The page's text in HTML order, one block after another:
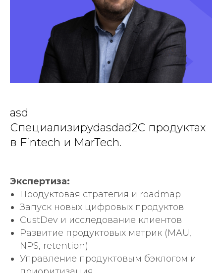
asd
Специализируdasdad2C продуктах
в Fintech и MarTech.
Экспертиза:
Продуктовая стратегия и roadmap
Запуск новых цифровых продуктов
CustDev и исследование клиентов
Развитие продуктовых метрик (MAU,
NPS, retention)
Управление продуктовым бэклогом и